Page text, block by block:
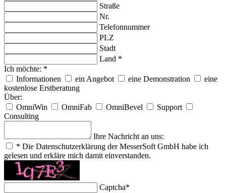
Straße
Nr.
Telefonnummer
PLZ
Stadt
Land *
Ich möchte: *
Informationen
ein Angebot eine Demonstration
eine
kostenlose Erstberatung
Über:
OmniWin
OmniFab OmniBevel
Support
Consulting
Ihre Nachricht an uns:
* Die Datenschutzerklärung der MesserSoft GmbH habe ich
gelesen und erkläre mich damit einverstanden.
Captcha*